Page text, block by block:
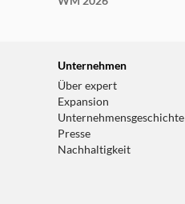
Unternehmen
Über expert
Expansion
Unternehmensgeschichte
Presse
Nachhaltigkeit